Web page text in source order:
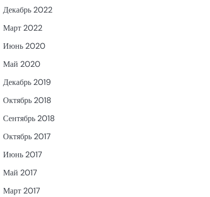
Декабрь 2022
Март 2022
Июнь 2020
Май 2020
Декабрь 2019
Октябрь 2018
Сентябрь 2018
Октябрь 2017
Июнь 2017
Май 2017
Март 2017